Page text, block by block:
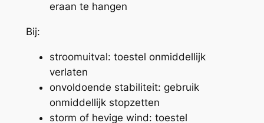
eraan te hangen
Bij:
stroomuitval: toestel onmiddellijk
verlaten
onvoldoende stabiliteit: gebruik
onmiddellijk stopzetten
storm of hevige wind: toestel